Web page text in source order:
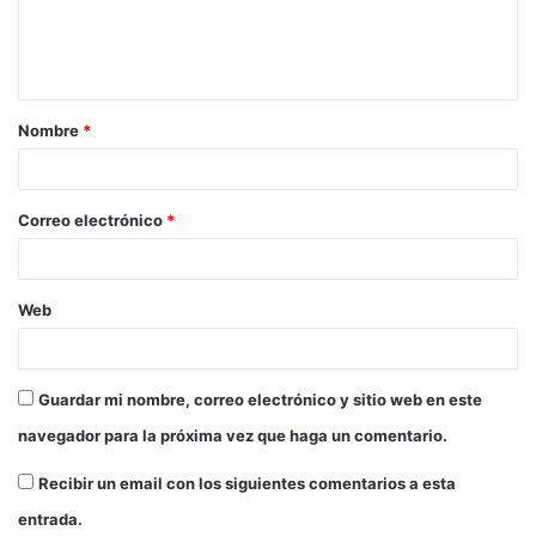
Nombre *
Correo electrónico *
Web
Guardar mi nombre, correo electrónico y sitio web en este
navegador para la próxima vez que haga un comentario.
Recibir un email con los siguientes comentarios a esta
entrada.